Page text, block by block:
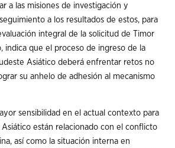
a las misiones de investigación y
a los resultados de estos, para
integral de la solicitud de Timor
indica que el proceso de ingreso de la
Asiático deberá enfrentar retos no
su anhelo de adhesión al mecanismo
sensibilidad en el actual contexto para
están relacionado con el conflicto
así como la situación interna en